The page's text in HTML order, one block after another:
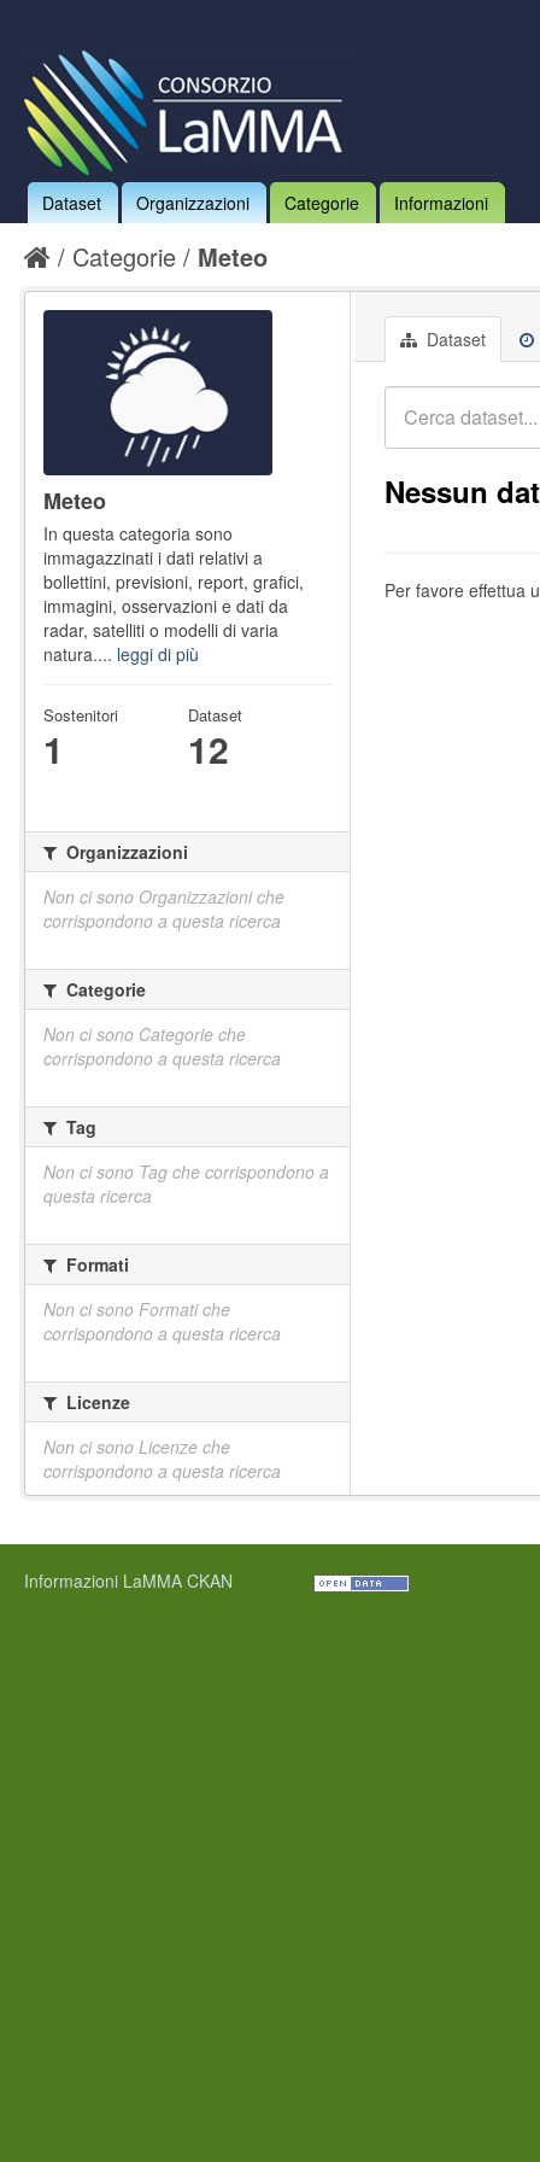
Dataset Organizzazioni Categorie Informazioni
Categorie Meteo
Dataset
Nessun
Per favore effettua
Meteo
In questa categoria sono
immagazzinati i dati relativi a
bollettini, previsioni, report, grafici,
immagini, osservazioni e dati da
radar, satelliti o modelli di varia
natura.... leggi di più
Sostenitori
1
Dataset
12
Organizzazioni
Non ci sono Organizzazioni che
corrispondono a questa ricerca
Categorie
Non ci sono Categorie che
corrispondono a questa ricerca
Tag
Non ci sono Tag che corrispondono a
questa ricerca
Formati
Non ci sono Formati che
corrispondono a questa ricerca
Licenze
Non ci sono Licenze che
corrispondono a questa ricerca
Informazioni LaMMA CKAN